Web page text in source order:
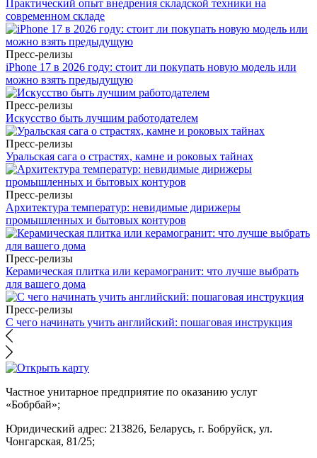
Практический опыт внедрения складской техники на
современном складе
Пресс-релизы
iPhone 17 в 2026 году: стоит ли покупать новую модель или
можно взять предыдущую
Пресс-релизы
Искусство быть лучшим работодателем
Пресс-релизы
Уральская сага о страстях, камне и роковых тайнах
Пресс-релизы
Архитектура температур: невидимые дирижеры
промышленных и бытовых контуров
Пресс-релизы
Керамическая плитка или керамогранит: что лучше выбрать
для вашего дома
Пресс-релизы
С чего начинать учить английский: пошаговая инструкция
Частное унитарное предприятие по оказанию услуг
«Бобрбай»;
Юридический адрес: 213826, Беларусь, г. Бобруйск, ул.
Чонгарская, 81/25;